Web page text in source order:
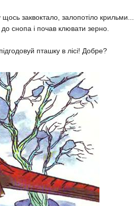
заквоктало, залопотіло крильми...
снопа і почав клювати зерно.
пташку в лісі! Добре?